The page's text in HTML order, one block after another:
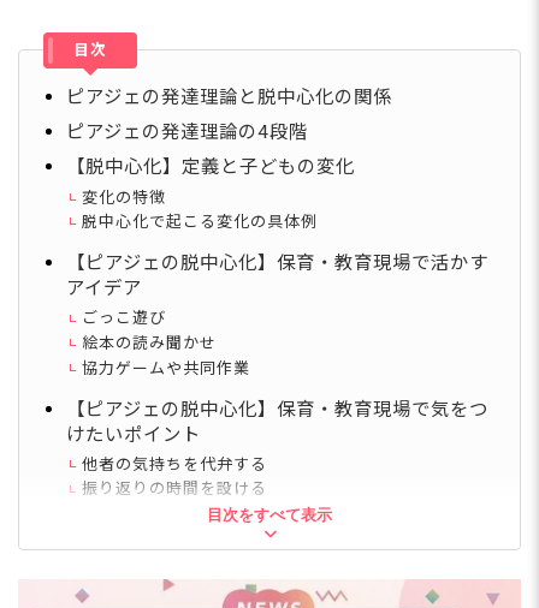
目次
ピアジェの発達理論と脱中心化の関係
ピアジェの発達理論の4段階
【脱中心化】定義と子どもの変化
変化の特徴
脱中心化で起こる変化の具体例
【ピアジェの脱中心化】保育・教育現場で活かす
アイデア
ごっこ遊び
絵本の読み聞かせ
協力ゲームや共同作業
【ピアジェの脱中心化】保育・教育現場で気をつ
けたいポイント
他者の気持ちを代弁する
振り返りの時間を設ける
個々のペースを尊重する
ピアジェの脱中心化は子どもの成長過程と意識し
目次をすべて表示